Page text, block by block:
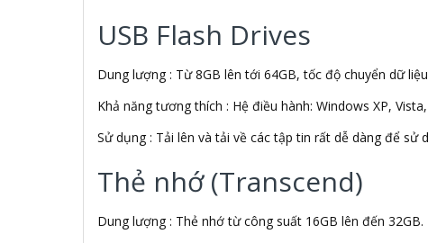
AK
AKAI
AKG
Akino
Akus
Alfa Romeo
Ali Chien Chien
USB Flash Drives
Dung lượng : Từ 8GB lên tới 64GB, tốc độ chuyển dữ
Khả năng tương thích : Hệ điều hành: Windows XP,
Sử dụng : Tải lên và tải về các tập tin rất dễ dàng để sử
Thẻ nhớ (Transcend)
Dung lượng : Thẻ nhớ từ công suất 16GB lên đến 32GB.